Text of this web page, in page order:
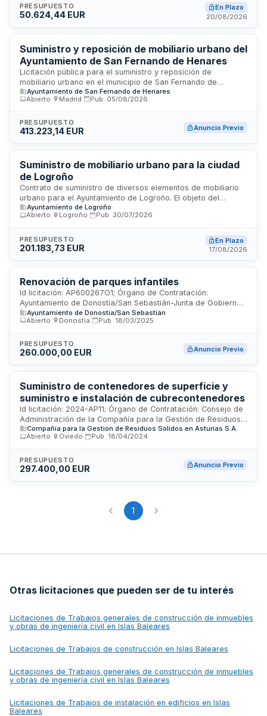
mediante procedimiento abierto simplificado abreviado, no
estando sujeto a regulación armonizada por su cuantía. El
independiente de las prestaciones dificultaría la correcta
ejecución del contrato.
PRESUPUESTO
50.624,44 EUR
En Plazo
20/08/2026
Suministro y reposición de mobiliario urbano del
Ayuntamiento de San Fernando de Henares
Licitación pública para el suministro y reposición de
mobiliario urbano en el municipio de San Fernando de
Henares. La Junta de Gobierno Local del Ayuntamiento
contrata la provisión de elementos de mobiliario destinados
mantenimiento. El objeto comprende la adquisición de
diversos componentes de equipamiento urbano necesarios
municipal. La inversión presupuestada alcanza más de
cuatrocientos mil euros.
Ayuntamiento de San Fernando de Henares
Abierto
Madrid Pub. 05/08/2026
PRESUPUESTO
413.223,14 EUR Anuncio Previo
Suministro de mobiliario urbano para la ciudad
de Logroño
Contrato de suministro de diversos elementos de mobiliario
urbano para el Ayuntamiento de Logroño. El objeto del
contrato comprende la adquisición y entrega de diferentes
tipos de mobiliario destinado al equipamiento de espacios
Contratos del Sector Público y requiere que los licitadores
acrediten solvencia económica, financiera y técnica. El
Convenio Colectivo sectorial de aplicación y, en su caso,
cumplirá con los requisitos de inclusión de trabajadores con
discapacidad e igualdad empresarial.
Ayuntamiento de Logroño
Abierto
Logroño Pub. 30/07/2026
PRESUPUESTO
201.183,73 EUR
En Plazo
17/08/2026
Renovación de parques infantiles
Id licitación: AP600267O1; Órgano de Contratación:
Ayuntamiento de Donostia/San Sebastián-Junta de Gobierno
Local; Valor Estimado: 260000EUR; Estado: PRE
Ayuntamiento de Donostia/San Sebastián
Abierto
Donostia Pub. 18/03/2025
PRESUPUESTO
260.000,00 EUR Anuncio Previo
Suministro de contenedores de superficie y
suministro e instalación de cubrecontenedores
Id licitación: 2024-AP11; Órgano de Contratación: Consejo de
Administración de la Compañía para la Gestión de Residuos
Sólidos en Asturias S.A.; Importe: 297400 EUR; Estado: PRE
Compañía para la Gestión de Residuos Sólidos en Asturias S.A.
Abierto
Oviedo Pub. 18/04/2024
PRESUPUESTO
297.400,00 EUR Anuncio Previo
1
Otras licitaciones que pueden ser de tu interés
Licitaciones de Trabajos generales de construcción de inmuebles
y obras de ingeniería civil en Islas Baleares
Licitaciones de Trabajos de construcción en Islas Baleares
Licitaciones de Trabajos generales de construcción de inmuebles
y obras de ingeniería civil en Islas Baleares
Licitaciones de Trabajos de instalación en edificios en Islas
Baleares